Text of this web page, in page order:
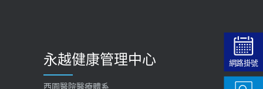
永越健康管理中心
西園醫院醫療體系
網路掛號